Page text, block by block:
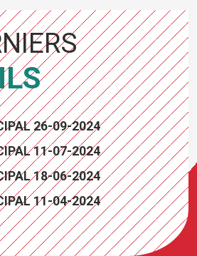
26-09-2024
11-07-2024
18-06-2024
11-04-2024